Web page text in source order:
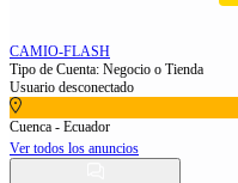
CAMIO-FLASH
Tipo de Cuenta: Negocio o Tienda
Usuario desconectado
Cuenca - Ecuador
Ver todos los anuncios